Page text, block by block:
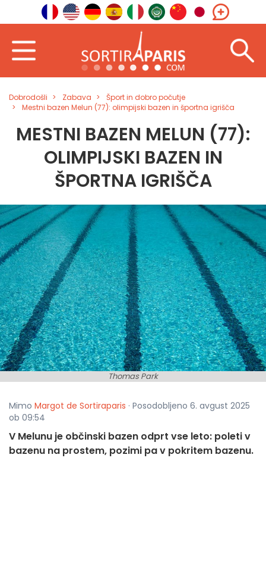
Dobrodošli Zabava
Šport in dobro počutje
Mestni bazen Melun (77): olimpijski bazen in športna igrišča
MESTNI BAZEN MELUN (77):
OLIMPIJSKI BAZEN IN
ŠPORTNA IGRIŠČA
Thomas Park
Mimo Margot de Sortiraparis · Posodobljeno 6. avgust 2025
ob 09:54
V Melunu je občinski bazen odprt vse leto: poleti v
bazenu na prostem, pozimi pa v pokritem bazenu.